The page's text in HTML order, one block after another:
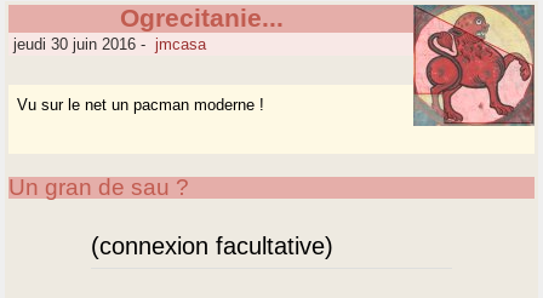
Ogrecitanie...
jeudi 30 juin 2016 - jmcasa
Vu sur le net un pacman moderne !
Un gran de sau ?
(connexion facultative)